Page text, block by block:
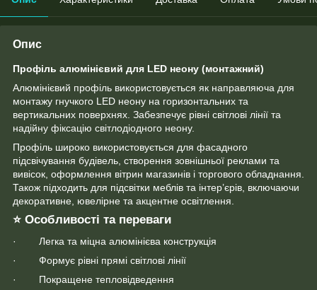
Опис
Профіль алюмінієвий для LED неону (монтажний)
Алюмінієвий профіль використовується як направляюча для
монтажу гнучкого LED неону на горизонтальних та
вертикальних поверхнях. Забезпечує рівні світлові лінії та
надійну фіксацію світлодіодного неону.
Профіль широко використовується для фасадного
підсвічування будівель, створення зовнішньої реклами та
вивісок, оформлення вітрин магазинів і торгового обладнання.
Також підходить для підсвітки меблів та інтер’єрів, включаючи
декоративне, ювелірне та акцентне освітлення.
⭐ Особливості та переваги
· Легка та міцна алюмінієва конструкція
· Формує рівні прямі світлові лінії
· Покращене тепловідведення